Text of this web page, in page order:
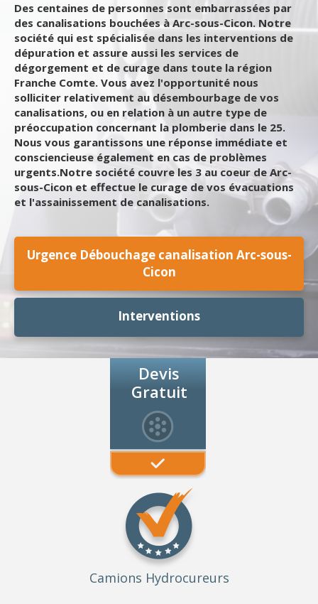
Des centaines de personnes sont embarrassées par
des canalisations bouchées à Arc-sous-Cicon. Notre
société qui est spécialisée dans les interventions de
dépuration et assure aussi les services de
dégorgement et de curage dans toute la région
Franche Comte. Vous avez l'opportunité nous
solliciter relativement au désembourbage de vos
canalisations, ou en relation à un autre type de
préoccupation concernant la plomberie dans le 25.
Nous vous garantissons une réponse immédiate et
consciencieuse également en cas de problèmes
urgents.Notre société couvre les 3 au coeur de Arc-
sous-Cicon et effectue le curage de vos évacuations
et l'assainissement de canalisations.
Urgence Débouchage canalisation Arc-sous-
Cicon
Interventions
Devis
Gratuit
Camions Hydrocureurs